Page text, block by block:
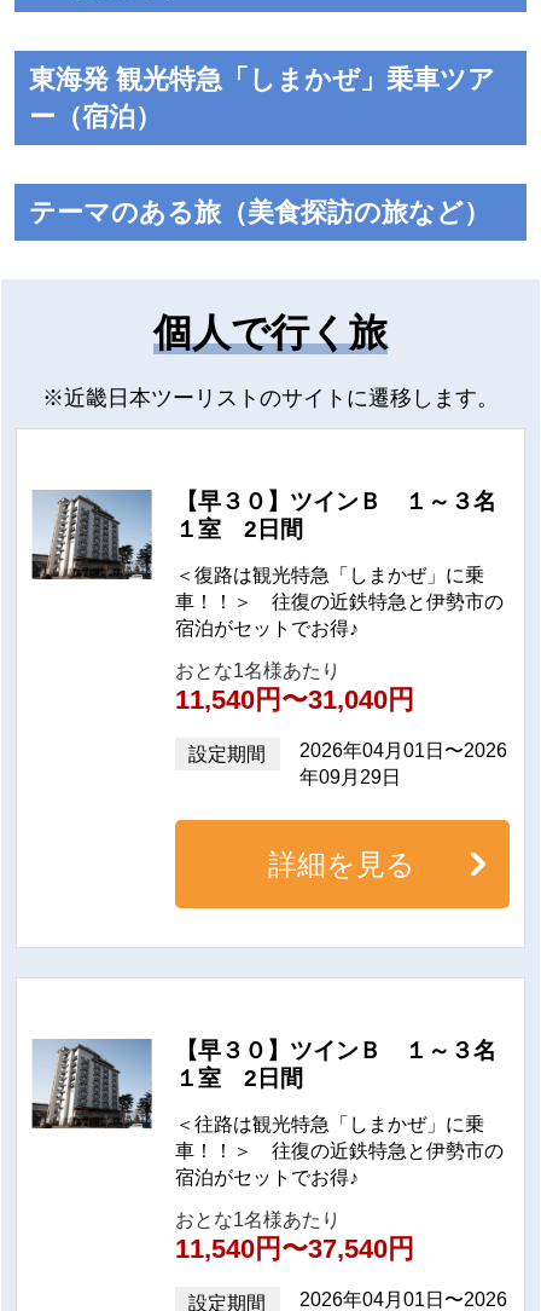
座席はすべて幅広でデラックスカー仕様の3列シー
ト。
を確保しています。
また、シートには本革を使用し、電動レッグレスト
(ふくらはぎを支える足のせ)を装備！鉄道車両で初
めてシート背もたれにエアクッションを設置し、腰
部の硬さを調整するリラクゼーション機能をそなえ
コンセント・読書灯などのうれしい設備も！
とっておきの空間で過ごす楽しさ
「しまかぜ」は全6両編成。
1号車・6号車に見晴らしの良い『展望車両』があり
洋風個室で構成された『グループ車両』、景色とと
グループ席車両 サロン席
グループ席車両 和風個室
東海発 観光特急「しまかぜ」乗車ツア
ー（宿泊）
テーマのある旅（美食探訪の旅など）
個人で行く旅
※近畿日本ツーリストのサイトに遷移します。
【早３０】ツインＢ １～３名
１室 2日間
＜復路は観光特急「しまかぜ」に乗
車！！＞ 往復の近鉄特急と伊勢市の
宿泊がセットでお得♪
おとな1名様あたり
11,540円〜31,040円
設定期間
2026年04月01日〜2026
年09月29日
詳細を見る
【早３０】ツインＢ １～３名
１室 2日間
＜往路は観光特急「しまかぜ」に乗
車！！＞ 往復の近鉄特急と伊勢市の
宿泊がセットでお得♪
おとな1名様あたり
11,540円〜37,540円
設定期間 2026年04月01日〜2026